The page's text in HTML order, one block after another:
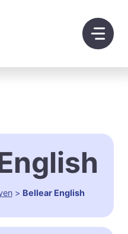
> Bellear English